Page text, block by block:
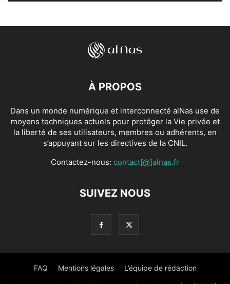
À PROPOS
Dans un monde numérique et interconnecté alNas use de
moyens techniques actuels pour protéger la Vie privée et
la liberté de ses utilisateurs, membres ou adhérents, en
s’appuyant sur les directives de la CNIL.
Contactez-nous: contact[@]alnas.fr
SUIVEZ NOUS
FAQ Mentions légales L’équipe de rédaction